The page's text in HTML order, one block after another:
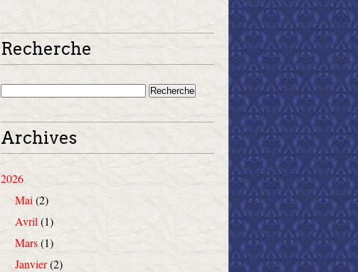
Recherche
Archives
2026
Mai (2)
Avril (1)
Mars(1)
Janvier(2)